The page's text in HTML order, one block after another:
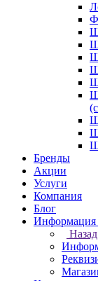
Бренды
Акции
Услуги
Компания
Блог
Информация
Назад